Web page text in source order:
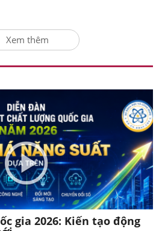
Xem thêm
gia 2026: Kiến tạo động